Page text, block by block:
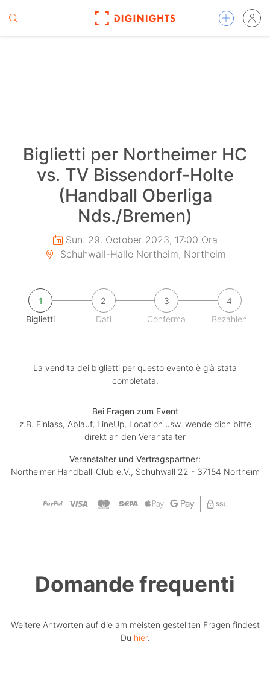
Biglietti per Northeimer HC
vs. TV Bissendorf-Holte
(Handball Oberliga
Nds./Bremen)
Sun. 29. October 2023, 17:00 Ora
Schuhwall-Halle Northeim, Northeim
1
Biglietti
2
Dati
3
Conferma
4
Bezahlen
La vendita dei biglietti per questo evento è già stata
completata.
Bei Fragen zum Event
z.B. Einlass, Ablauf, LineUp, Location usw. wende dich bitte
direkt an den Veranstalter
Veranstalter und Vertragspartner:
Northeimer Handball-Club e.V., Schuhwall 22 - 37154 Northeim
Domande frequenti
Weitere Antworten auf die am meisten gestellten Fragen findest
Du hier.